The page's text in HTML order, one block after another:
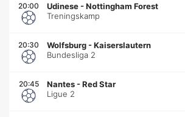
20:00 Udinese -Nottingham Forest
Treningskamp
20:30 Wolfsburg -Kaiserslautern
Bundesliga 2
20:45 Nantes -Red Star
Ligue 2